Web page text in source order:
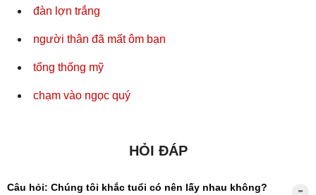
đàn lợn trắng
người thân đã mất ôm bạn
tổng thống mỹ
chạm vào ngọc quý
HỎI ĐÁP
Câu hỏi: Chúng tôi khắc tuổi có nên lấy nhau không?